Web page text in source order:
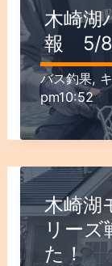
木崎湖
報 5/8
バス釣果,
pm10:52
木崎湖
リー
た！